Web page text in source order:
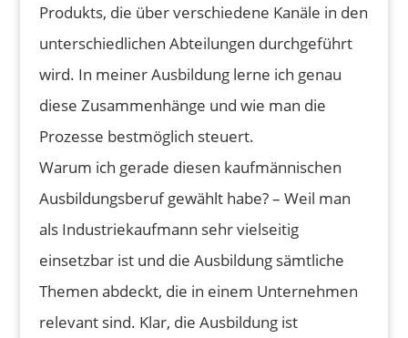
Produkts, die über verschiedene Kanäle in den
unterschiedlichen Abteilungen durchgeführt
wird. In meiner Ausbildung lerne ich genau
diese Zusammenhänge und wie man die
Prozesse bestmöglich steuert.
Warum ich gerade diesen kaufmännischen
Ausbildungsberuf gewählt habe? – Weil man
als Industriekaufmann sehr vielseitig
einsetzbar ist und die Ausbildung sämtliche
Themen abdeckt, die in einem Unternehmen
relevant sind. Klar, die Ausbildung ist